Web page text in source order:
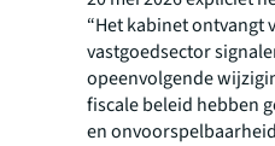
“Het kabinet ontvangt
vastgoedsector
opeenvolgende
fiscale beleid hebben
en